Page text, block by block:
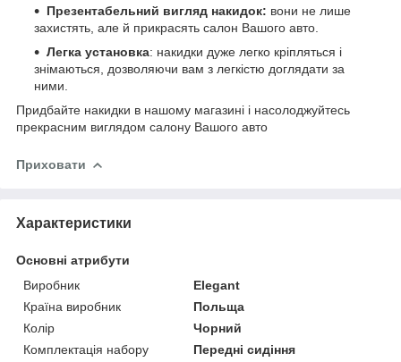
Презентабельний вигляд накидок: вони не лише
захистять, але й прикрасять салон Вашого авто.
Легка установка: накидки дуже легко кріпляться і
знімаються, дозволяючи вам з легкістю доглядати за
ними.
Придбайте накидки в нашому магазині і насолоджуйтесь
прекрасним виглядом салону Вашого авто
Приховати
Характеристики
Основні атрибути
Виробник
Elegant
Країна виробник
Польща
Колір
Чорний
Комплектація набору
Передні сидіння